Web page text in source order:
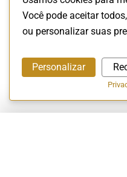
Você pode aceitar
ou personalizar suas
Personalizar